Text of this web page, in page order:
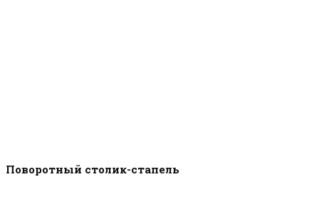
Поворотный столик-стапель